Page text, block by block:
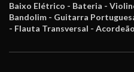
Baixo Elétrico - Bateria -
Bandolim - Guitarra
- Flauta Transversal -